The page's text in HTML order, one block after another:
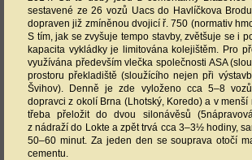
sestavené ze 26 vozů Uacs do Havlíčkova
dopraven již zmíněnou dvojicí ř. 750 (normativ
S tím, jak se zvyšuje tempo stavby, zvětšuje se i
kapacita vykládky je limitována kolejištěm. Pro
využívána především vlečka společnosti ASA
prostoru překladiště (sloužícího nejen při
Švihov). Denně je zde vyloženo cca 5–8
dopravci z okolí Brna (Lhotský, Koredo) a v
třeba přeložit do dvou silonávěsů
z nádraží do Lokte a zpět trvá cca 3–3½ hodiny,
50–60 minut. Za jeden den se souprava otočí
cementu.